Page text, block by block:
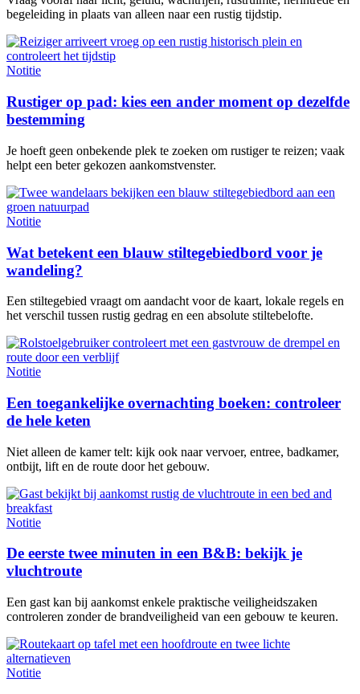
begeleiding in plaats van alleen naar een rustig tijdstip.
Notitie
Rustiger op pad: kies een ander moment op dezelfde
bestemming
Je hoeft geen onbekende plek te zoeken om rustiger te reizen; vaak
helpt een beter gekozen aankomstvenster.
Notitie
Wat betekent een blauw stiltegebiedbord voor je
wandeling?
Een stiltegebied vraagt om aandacht voor de kaart, lokale regels en
het verschil tussen rustig gedrag en een absolute stiltebelofte.
Notitie
Een toegankelijke overnachting boeken: controleer
de hele keten
Niet alleen de kamer telt: kijk ook naar vervoer, entree, badkamer,
ontbijt, lift en de route door het gebouw.
Notitie
De eerste twee minuten in een B&B: bekijk je
vluchtroute
Een gast kan bij aankomst enkele praktische veiligheidszaken
controleren zonder de brandveiligheid van een gebouw te keuren.
Notitie